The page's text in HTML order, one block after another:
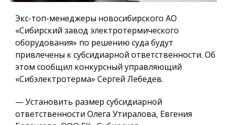
Экс-топ-менеджеры новосибирского АО
«Сибирский завод электротермического
оборудования» по решению суда будут
привлечены к субсидиарной ответственности. Об
этом сообщил конкурсный управляющий
«Сибэлектротерма» Сергей Лебедев.
— Установить размер субсидиарной
ответственности Олега Утиралова, Евгения